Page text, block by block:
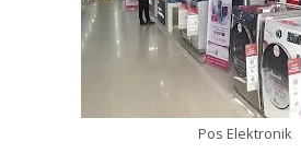
Pos Elektronik